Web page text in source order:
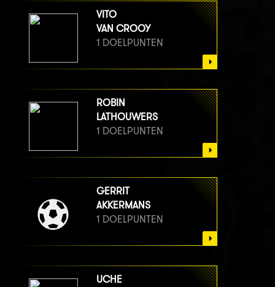
VITO
VAN CROOY
1 DOELPUNTEN
ROBIN
LATHOUWERS
1 DOELPUNTEN
GERRIT
AKKERMANS
1 DOELPUNTEN
UCHE